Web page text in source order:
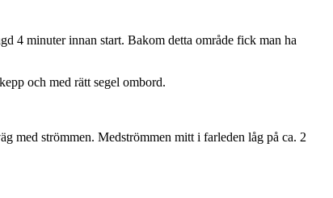
4 minuter innan start. Bakom detta område fick man ha
och med rätt segel ombord.
med strömmen. Medströmmen mitt i farleden låg på ca. 2